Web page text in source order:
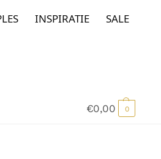
INSPIRATIE SALE
€0,00 0